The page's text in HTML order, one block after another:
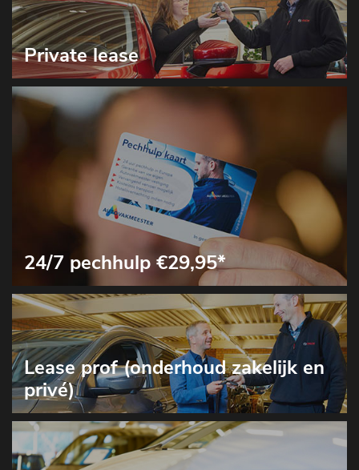
Private lease
24/7 pechhulp €29,95*
Lease prof (onderhoud zakelijk en
privé)